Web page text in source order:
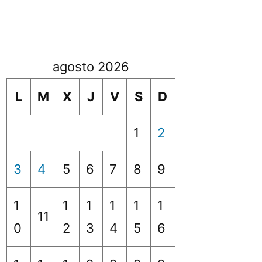
agosto 2026
L
M X J V S D
1 2
3 4 5 6 7 8 9
1
0
11
1
2
1
3
1
4
1
5
1
6